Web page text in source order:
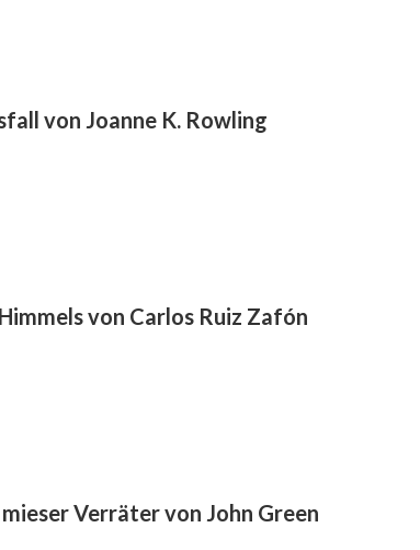
von Joanne K. Rowling
von Carlos Ruiz Zafón
Verräter von John Green